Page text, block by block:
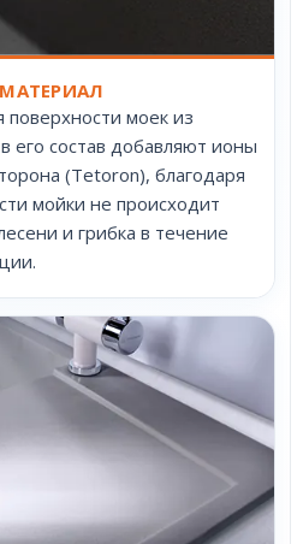
моек из
его состав добавляют ионы
(Tetoron), благодаря
мойки не происходит
и грибка в течение